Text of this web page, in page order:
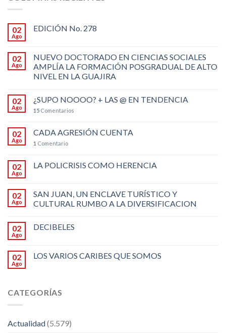
02
Ago
EDICIÓN No. 278
02
Ago
NUEVO DOCTORADO EN CIENCIAS SOCIALES
AMPLÍA LA FORMACIÓN POSGRADUAL DE ALTO
NIVEL EN LA GUAJIRA
02
Ago
¿SUPO NOOOO? + LAS @ EN TENDENCIA
15 Comentarios
02
Ago
CADA AGRESIÓN CUENTA
1 Comentario
02
Ago
LA POLICRISIS COMO HERENCIA
02
Ago
SAN JUAN, UN ENCLAVE TURÍSTICO Y
CULTURAL RUMBO A LA DIVERSIFICACION
02
Ago
DECIBELES
02
Ago
LOS VARIOS CARIBES QUE SOMOS
CATEGORÍAS
Actualidad(5.579)